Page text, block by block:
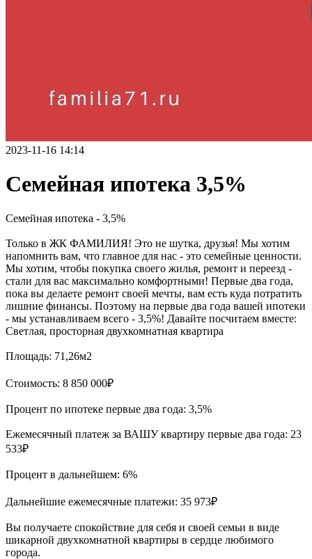
2023-11-16 14:14
Семейная ипотека 3,5%
Семейная ипотека - 3,5%
Только в ЖК ФАМИЛИЯ! Это не шутка, друзья! Мы хотим
напомнить вам, что главное для нас - это семейные ценности.
Мы хотим, чтобы покупка своего жилья, ремонт и переезд -
стали для вас максимально комфортными! Первые два года,
пока вы делаете ремонт своей мечты, вам есть куда потратить
лишние финансы. Поэтому на первые два года вашей ипотеки
- мы устанавливаем всего - 3,5%! Давайте посчитаем вместе:
Светлая, просторная двухкомнатная квартира
Площадь: 71,26м2
Стоимость: 8 850 000₽
Процент по ипотеке первые два года: 3,5%
Ежемесячный платеж за ВАШУ квартиру первые два года: 23
533₽
Процент в дальнейшем: 6%
Дальнейшие ежемесячные платежи: 35 973₽
Вы получаете спокойствие для себя и своей семьи в виде
шикарной двухкомнатной квартиры в сердце любимого
города.